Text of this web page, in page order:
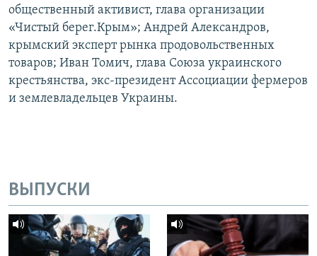
общественный активист, глава организации
«Чистый берег.Крым»; Андрей Александров,
крымский эксперт рынка продовольственных
товаров; Иван Томич, глава Союза украинского
крестьянства, экс-президент Ассоциации фермеров
и землевладельцев Украины.
ВЫПУСКИ